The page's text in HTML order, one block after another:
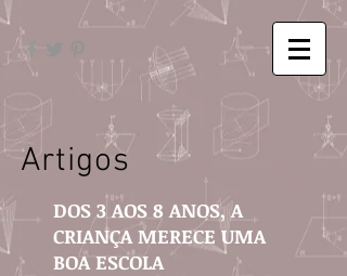
Artigos
DOS 3 AOS 8 ANOS, A
CRIANÇA MERECE UMA
BOA ESCOLA